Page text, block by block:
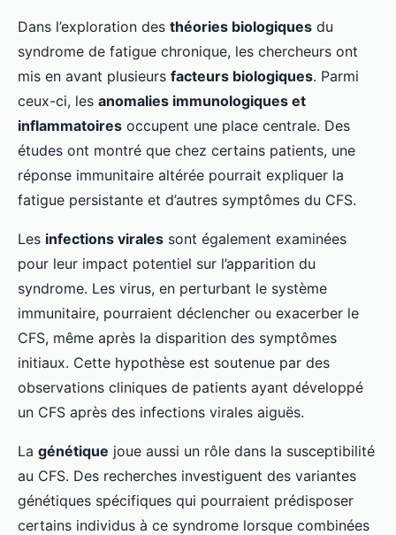
chronique
Naël • 1 février 2025• 6 min de lecture
Dans l’exploration des théories biologiques du
syndrome de fatigue chronique, les chercheurs ont
mis en avant plusieurs facteurs biologiques. Parmi
ceux-ci, les anomalies immunologiques et
inflammatoires occupent une place centrale. Des
études ont montré que chez certains patients, une
réponse immunitaire altérée pourrait expliquer la
fatigue persistante et d’autres symptômes du CFS.
Les infections virales sont également examinées
pour leur impact potentiel sur l’apparition du
syndrome. Les virus, en perturbant le système
immunitaire, pourraient déclencher ou exacerber le
CFS, même après la disparition des symptômes
initiaux. Cette hypothèse est soutenue par des
observations cliniques de patients ayant développé
un CFS après des infections virales aiguës.
La génétique joue aussi un rôle dans la susceptibilité
au CFS. Des recherches investiguent des variantes
génétiques spécifiques qui pourraient prédisposer
certains individus à ce syndrome lorsque combinées